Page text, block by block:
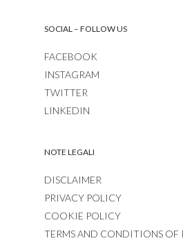
SOCIAL – FOLLOW US
FACEBOOK
INSTAGRAM
TWITTER
LINKEDIN
NOTE LEGALI
DISCLAIMER
PRIVACY POLICY
COOKIE POLICY
TERMS AND CONDITIONS OF